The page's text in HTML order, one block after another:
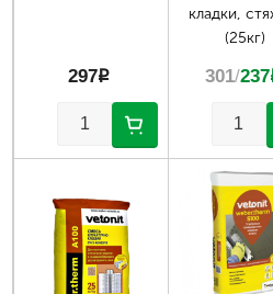
297p
кладки,
(25кг)
301/237